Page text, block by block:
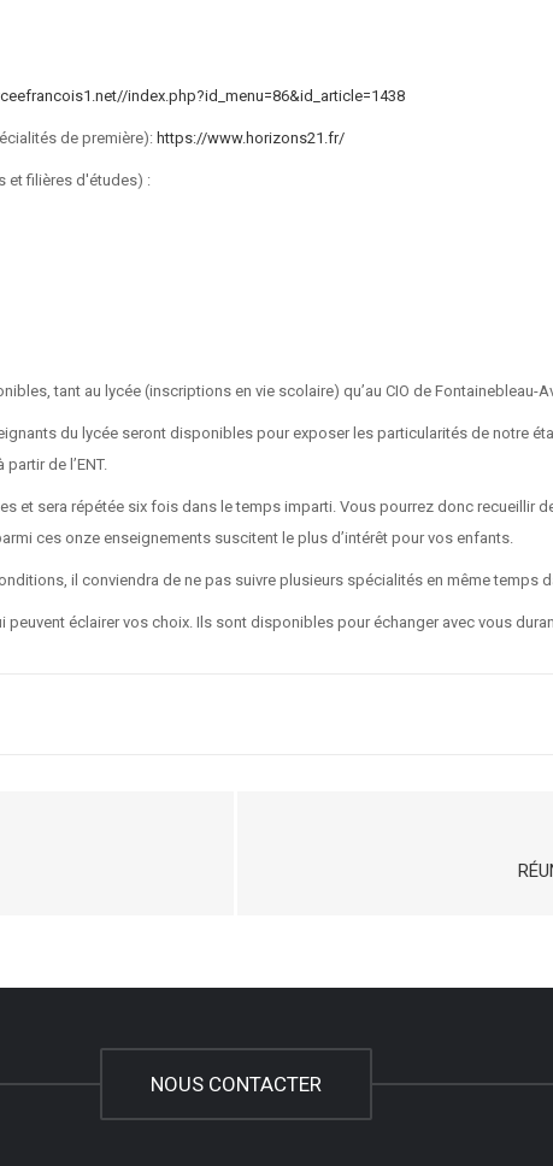
index.php?id_menu=86&id_article=1438
de première): https://www.horizons21.fr/
et filières d'études) :
tant au lycée (inscriptions en vie scolaire) qu’au CIO de Fontainebleau-
du lycée seront disponibles pour exposer les particularités de notre
de l’ENT.
et sera répétée six fois dans le temps imparti. Vous pourrez donc recueillir
ces onze enseignements suscitent le plus d’intérêt pour vos enfants.
il conviendra de ne pas suivre plusieurs spécialités en même temps
éclairer vos choix. Ils sont disponibles pour échanger avec vous
NOUS CONTACTER